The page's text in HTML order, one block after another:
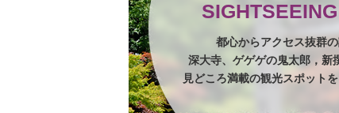
都心からアクセス抜群の
深大寺、ゲゲゲの鬼太郎，新
見どころ満載の観光スポットを